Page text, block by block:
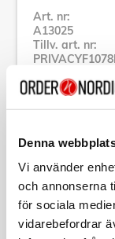
Denna
Vi använder
och annonserna
för sociala
vidarebefordrar
Art. nr:
A13025
Tillv. art. nr:
Se alla
Beskrivning
A13025